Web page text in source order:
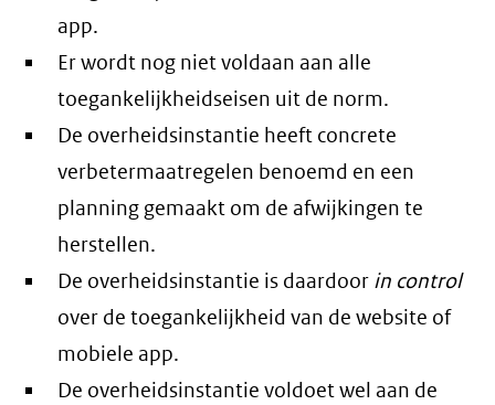
app.
Er wordt nog niet voldaan aan alle
toegankelijkheidseisen uit de norm.
De overheidsinstantie heeft concrete
verbetermaatregelen benoemd en een
planning gemaakt om de afwijkingen te
herstellen.
De overheidsinstantie is daardoor in control
over de toegankelijkheid van de website of
mobiele app.
De overheidsinstantie voldoet wel aan de